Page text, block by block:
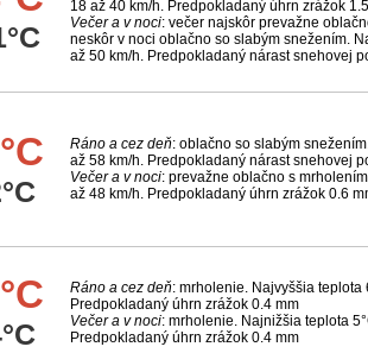
18 až 40 km/h. Predpokladaný úhrn zrážok
Večer a v noci: večer najskôr prevažne
neskôr v noci oblačno so slabým snežením.
až 50 km/h. Predpokladaný nárast snehovej
Ráno a cez deň: oblačno so slabým
až 58 km/h. Predpokladaný nárast snehovej
Večer a v noci: prevažne oblačno s
až 48 km/h. Predpokladaný úhrn zrážok 0.6
Ráno a cez deň: mrholenie. Najvyššia teplota
Predpokladaný úhrn zrážok 0.4 mm
Večer a v noci: mrholenie. Najnižšia teplota
Predpokladaný úhrn zrážok 0.4 mm